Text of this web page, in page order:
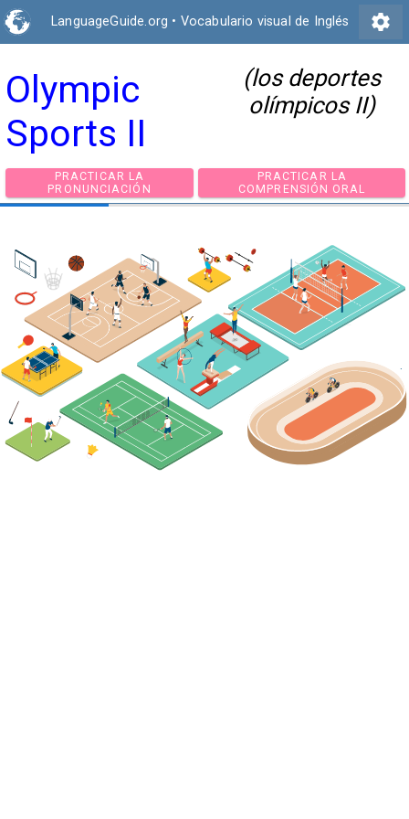
LanguageGuide.org • Vocabulario visual de Inglés settings
Olympic
Sports II
(los deportes
olímpicos II)
PRACTICAR LA
PRACTICAR LA